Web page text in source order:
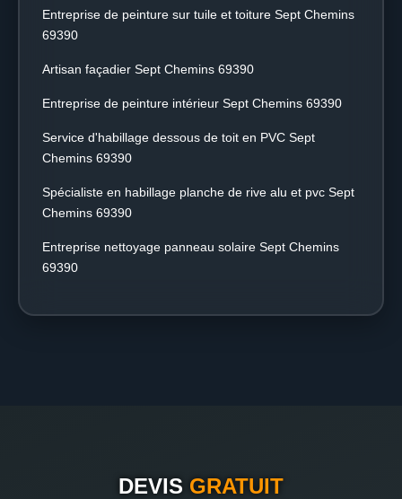
Entreprise de peinture sur tuile et toiture Sept Chemins
69390
Artisan façadier Sept Chemins 69390
Entreprise de peinture intérieur Sept Chemins 69390
Service d'habillage dessous de toit en PVC Sept
Chemins 69390
Spécialiste en habillage planche de rive alu et pvc Sept
Chemins 69390
Entreprise nettoyage panneau solaire Sept Chemins
69390
DEVIS GRATUIT